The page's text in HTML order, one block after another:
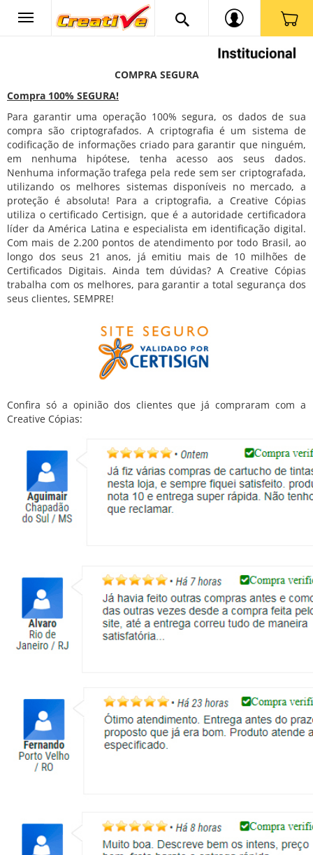
COMPRA SEGURA
Compra 100% SEGURA!
Para garantir uma operação 100% segura, os dados de sua
compra são criptografados. A criptografia é um sistema de
codificação de informações criado para garantir que ninguém,
em nenhuma hipótese, tenha acesso aos seus dados.
Nenhuma informação trafega pela rede sem ser criptografada,
utilizando os melhores sistemas disponíveis no mercado, a
proteção é absoluta! Para a criptografia, a Creative Cópias
utiliza o certificado Certisign, que é a autoridade certificadora
líder da América Latina e especialista em identificação digital.
Com mais de 2.200 pontos de atendimento por todo Brasil, ao
longo dos seus 21 anos, já emitiu mais de 10 milhões de
Certificados Digitais. Ainda tem dúvidas? A Creative Cópias
trabalha com os melhores, para garantir a total segurança dos
seus clientes, SEMPRE!
Confira só a opinião dos clientes que já compraram com a
Creative Cópias: